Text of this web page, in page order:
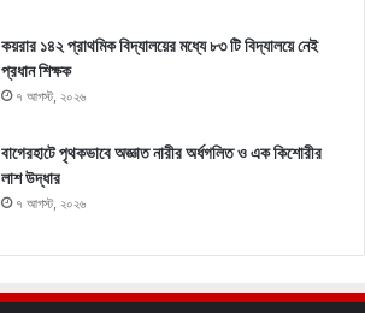
কয়রার ১৪২ প্রাথমিক বিদ্যালয়ের মধ্যে ৮৩ টি বিদ্যালয়ে নেই
প্রধান শিক্ষক
৭ আগস্ট, ২০২৬
বাগেরহাটে পৃথকভাবে অজ্ঞাত নারীর অর্ধগলিত ও এক কিশোরীর
লাশ উদ্ধার
৭ আগস্ট, ২০২৬